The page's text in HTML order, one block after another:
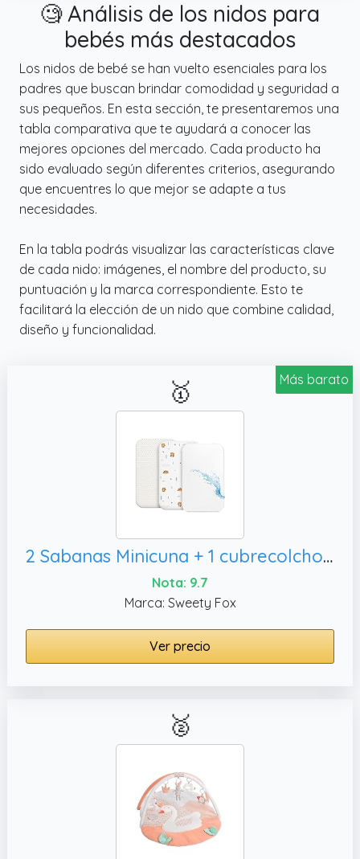
y usarlo de vacaciones, en viajes, en una
visita a los abuelos, etc. Reductor Cuna Bebe
fácil mantener el capullo limpio y protegerlo
de daños.
✔️ TODOS LOS MATERIALES SON DE LA MÁS
ALTA CALIDAD: Los materiales utilizados para
fabricar el Nido Bebe Recien Nacido cuentan
con la certificación OekoTex 100, lo que
significa que puede usarse en contacto con
la piel sensible del niño. Reductor Cuna Bebe
distingue claramente de los productos
importados de bajo coste.
🧐 Análisis de los nidos para
bebés más destacados
Los nidos de bebé se han vuelto esenciales para los
padres que buscan brindar comodidad y seguridad a
sus pequeños. En esta sección, te presentaremos una
tabla comparativa que te ayudará a conocer las
mejores opciones del mercado. Cada producto ha
sido evaluado según diferentes criterios, asegurando
que encuentres lo que mejor se adapte a tus
necesidades.
En la tabla podrás visualizar las características clave
de cada nido: imágenes, el nombre del producto, su
puntuación y la marca correspondiente. Esto te
facilitará la elección de un nido que combine calidad,
diseño y funcionalidad.
Más barato
🥇
2 Sabanas Minicuna + 1 cubrecolchon para minicunas para Bebes Impermeable elástico - Lote de 3 Ropa de Cuna - Talla 50x83cm - Compatible con cunas, colchon - Niño y Niña - Diseño Ositos
Nota: 9.7
Marca: Sweety Fox
Ver precio
🥈